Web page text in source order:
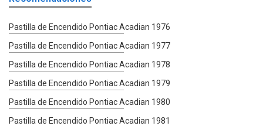
Pastilla de Encendido Pontiac Acadian 1976
Pastilla de Encendido Pontiac Acadian 1977
Pastilla de Encendido Pontiac Acadian 1978
Pastilla de Encendido Pontiac Acadian 1979
Pastilla de Encendido Pontiac Acadian 1980
Pastilla de Encendido Pontiac Acadian 1981